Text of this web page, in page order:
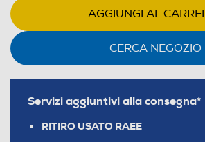
AGGIUNGI AL
CERCA NEGOZIO
Servizi aggiuntivi alla consegna*
RITIRO USATO RAEE